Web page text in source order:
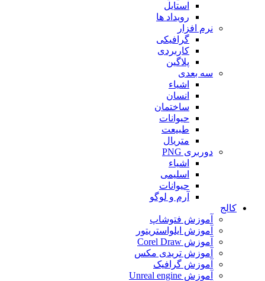
استایل
رویداد ها
نرم افزار
گرافیکی
کاربردی
پلاگین
سه بعدی
اشیاء
انسان
ساختمان
حیوانات
طبیعت
متریال
دوربری PNG
اشیاء
اسلیمی
حیوانات
آرم و لوگو
کالج
آموزش فتوشاپ
آموزش ایلواستریتور
آموزش Corel Draw
آموزش تریدی مکس
آموزش گرافیک
آموزش Unreal engine